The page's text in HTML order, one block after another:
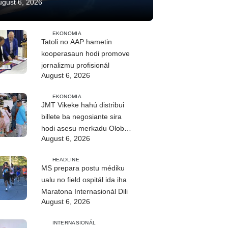
6, 2026
EKONOMIA
Tatoli no AAP hametin
kooperasaun hodi promove
jornalizmu profisionál
August 6, 2026
EKONOMIA
JMT Vikeke hahú distribui
billete ba negosiante sira
hodi asesu merkadu Olobai
August 6, 2026
HEADLINE
MS prepara postu médiku
ualu no field ospitál ida iha
Maratona Internasionál Dili
August 6, 2026
INTERNASIONÁL